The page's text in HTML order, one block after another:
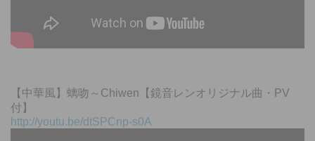
【中華風】螭吻～Chiwen【鏡音レンオリジナル曲・PV
付】
http://youtu.be/dtSPCnp-s0A